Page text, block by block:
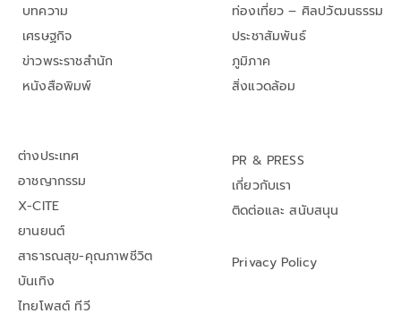
บทความ
เศรษฐกิจ
ข่าวพระราชสำนัก
หนังสือพิมพ์
ท่องเที่ยว – ศิลปวัฒนธรรม
ประชาสัมพันธ์
ภูมิภาค
สิ่งแวดล้อม
ต่างประเทศ
อาชญากรรม
X-CITE
ยานยนต์
สาธารณสุข-คุณภาพชีวิต
บันเทิง
ไทยโพสต์ ทีวี
PR & PRESS
เกี่ยวกับเรา
ติดต่อและ สนับสนุน
Privacy Policy